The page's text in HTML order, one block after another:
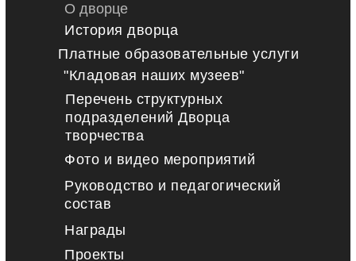
О дворце
Платные образовательные услуги
Проекты
"Кладовая наших музеев"
История дворца
Перечень структурных
подразделений Дворца
творчества
Руководство и педагогический
состав
Фото и видео мероприятий
Награды